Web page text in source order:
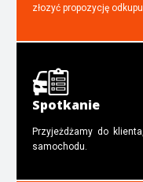
złozyć propozycję
Spotkanie
Przyjeżdżamy do
samochodu.